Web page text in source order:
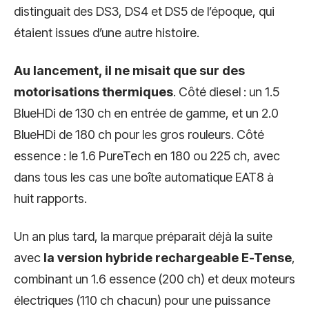
distinguait des DS3, DS4 et DS5 de l’époque, qui
étaient issues d’une autre histoire.
Au lancement, il ne misait que sur des
motorisations thermiques. Côté diesel : un 1.5
BlueHDi de 130 ch en entrée de gamme, et un 2.0
BlueHDi de 180 ch pour les gros rouleurs. Côté
essence : le 1.6 PureTech en 180 ou 225 ch, avec
dans tous les cas une boîte automatique EAT8 à
huit rapports.
Un an plus tard, la marque préparait déjà la suite
avec la version hybride rechargeable E-Tense,
combinant un 1.6 essence (200 ch) et deux moteurs
électriques (110 ch chacun) pour une puissance